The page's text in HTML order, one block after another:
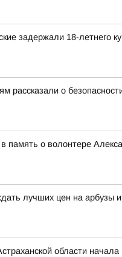
задержали 18-летнего
рассказали о
память о волонтере
лучших цен на арбузы
области